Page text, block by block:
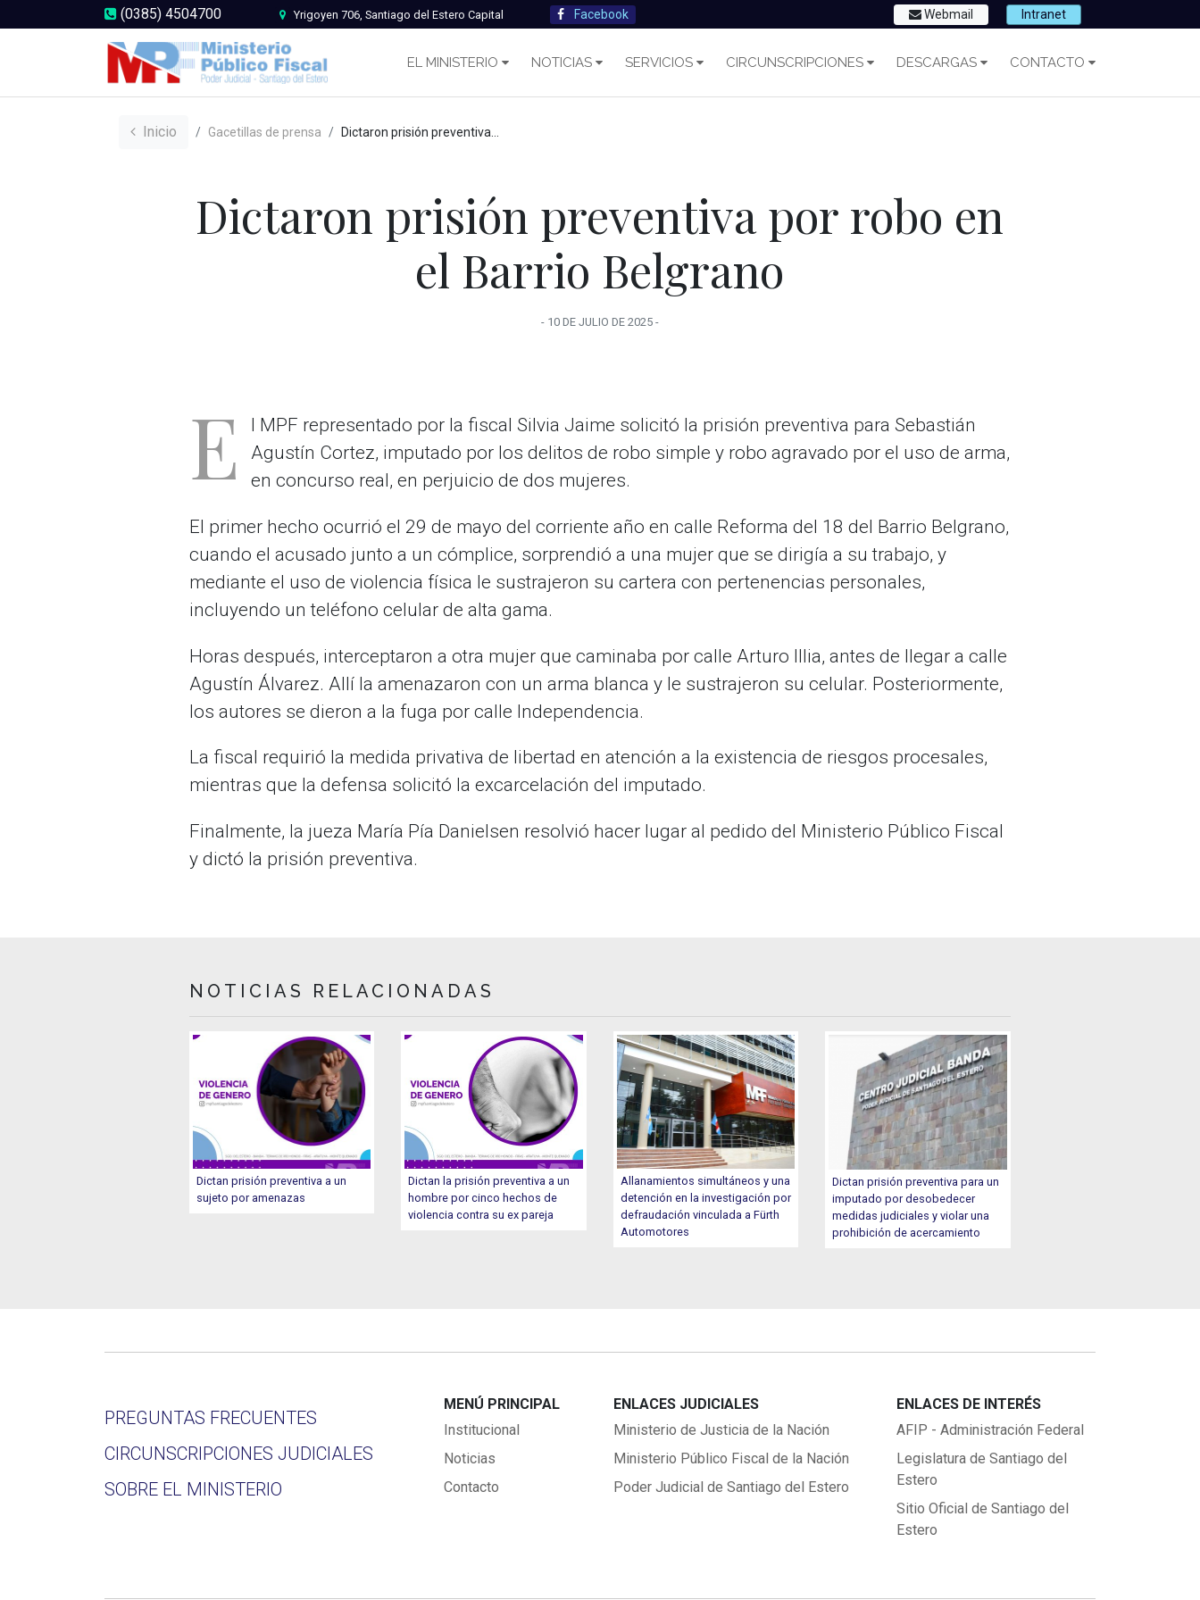
(0385) 4504700 Yrigoyen 706, Santiago del Estero Capital Facebook Webmail Intranet
EL MINISTERIO NOTICIAS SERVICIOS CIRCUNSCRIPCIONES DESCARGAS CONTACTO
Inicio Gacetillas de prensa Dictaron prisión preventiva por robo en el Barrio Belgrano
Dictaron prisión preventiva por robo en
el Barrio Belgrano
- 10 DE JULIO DE 2025-
E
l MPF representado por la fiscal Silvia Jaime solicitó la prisión preventiva para Sebastián
Agustín Cortez, imputado por los delitos de robo simple y robo agravado por el uso de arma,
en concurso real, en perjuicio de dos mujeres.
El primer hecho ocurrió el 29 de mayo del corriente año en calle Reforma del 18 del Barrio Belgrano,
cuando el acusado junto a un cómplice, sorprendió a una mujer que se dirigía a su trabajo, y
mediante el uso de violencia física le sustrajeron su cartera con pertenencias personales,
incluyendo un teléfono celular de alta gama.
Horas después, interceptaron a otra mujer que caminaba por calle Arturo Illia, antes de llegar a calle
Agustín Álvarez. Allí la amenazaron con un arma blanca y le sustrajeron su celular. Posteriormente,
los autores se dieron a la fuga por calle Independencia.
La fiscal requirió la medida privativa de libertad en atención a la existencia de riesgos procesales,
mientras que la defensa solicitó la excarcelación del imputado.
Finalmente, la jueza María Pía Danielsen resolvió hacer lugar al pedido del Ministerio Público Fiscal
y dictó la prisión preventiva.
NOTICIAS RELACIONADAS
Dictan prisión preventiva a un
sujeto por amenazas
Dictan la prisión preventiva a un
hombre por cinco hechos de
violencia contra su ex pareja
Allanamientos simultáneos y una
detención en la investigación por
defraudación vinculada a Fürth
Automotores
Dictan prisión preventiva para un
imputado por desobedecer
medidas judiciales y violar una
prohibición de acercamiento
PREGUNTAS FRECUENTES
CIRCUNSCRIPCIONES JUDICIALES
SOBRE EL MINISTERIO
MENÚ PRINCIPAL
Institucional
Noticias
Contacto
ENLACES JUDICIALES
Ministerio de Justicia de la Nación
Ministerio Público Fiscal de la Nación
Poder Judicial de Santiago del Estero
ENLACES DE INTERÉS
AFIP - Administración Federal
Legislatura de Santiago del
Estero
Sitio Oficial de Santiago del
Estero